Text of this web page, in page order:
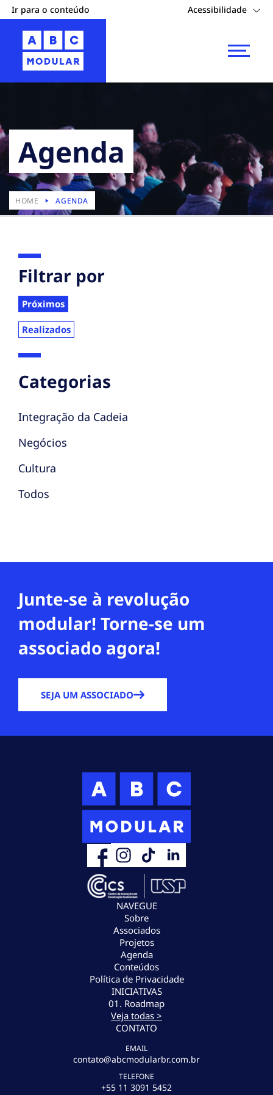
Ir para o conteúdo Acessibilidade
Agenda
HOME AGENDA
Filtrar por
Próximos
Realizados
Categorias
Integração da Cadeia
Negócios
Cultura
Todos
Junte-se à revolução
modular! Torne-se um
associado agora!
SEJA UM ASSOCIADO
NAVEGUE
Sobre
Associados
Projetos
Agenda
Conteúdos
Política de Privacidade
INICIATIVAS
01. Roadmap
Veja todas >
CONTATO
EMAIL
contato@abcmodularbr.com.br
TELEFONE
+55 11 3091 5452